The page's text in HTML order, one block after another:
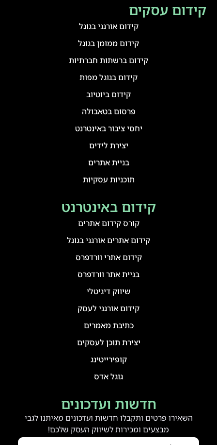
חדשות ועדכונים
השאירו פרטים ותקבלו חדשות ועדכונים מאיתנו לגבי
מבצעים ומכירות לשיווק העסק שלכם!
קידום באינטרנט
קורס קידום אתרים
קידום אתרים אורגני בגוגל
קידום אתרי וורדפרס
בניית אתר וורדפרס
שיווק דיגיטלי
קידום אורגני לעסק
כתיבת מאמרים
יצירת תוכן לעסקים
קופירייטינג
גוגל אדס
קידום עסקים
קידום אורגני בגוגל
קידום ממומן בגוגל
קידום ברשתות חברתיות
קידום בגוגל מפות
קידום ביוטיוב
פרסום בטאבולה
יחסי ציבור באינטרנט
יצירת לידים
בניית אתרים
תוכניות עסקיות